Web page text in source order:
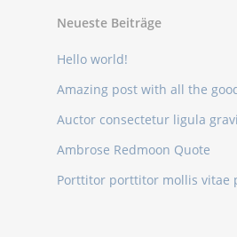
Neueste Beiträge
Hello world!
Amazing post with all the
Auctor consectetur ligula
Ambrose Redmoon Quote
Porttitor porttitor mollis vitae